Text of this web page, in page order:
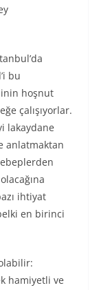
bu
hoşnut
çalışıyorlar.
lakaydane
anlatmaktan
ihtiyat
en birinci
hamiyetli ve